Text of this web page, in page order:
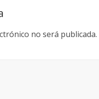
no será publicada.